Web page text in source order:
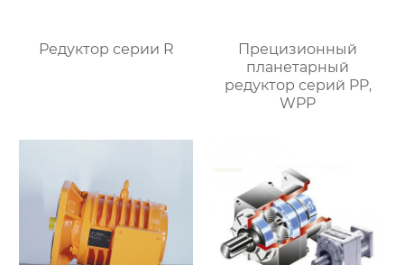
Редуктор серии R
Прецизионный
планетарный
редуктор серий PP,
WPP